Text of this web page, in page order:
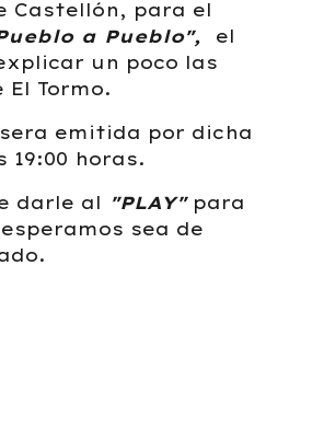
Castellón, para el
a Pueblo",
el
un poco las
Tormo.
emitida por dicha
19:00 horas.
darle al "PLAY"para
sea de